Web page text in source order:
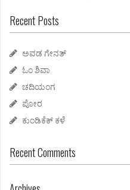
o
r
Recent Posts
ಅವಡ ಗೇನತ್
ಓಂ ಶಿವಾ
ಚದಿಯಂಗ
ಪೋರ
ಕುಂಡಿಕೆಕ್ ಕಳೆ
Recent Comments